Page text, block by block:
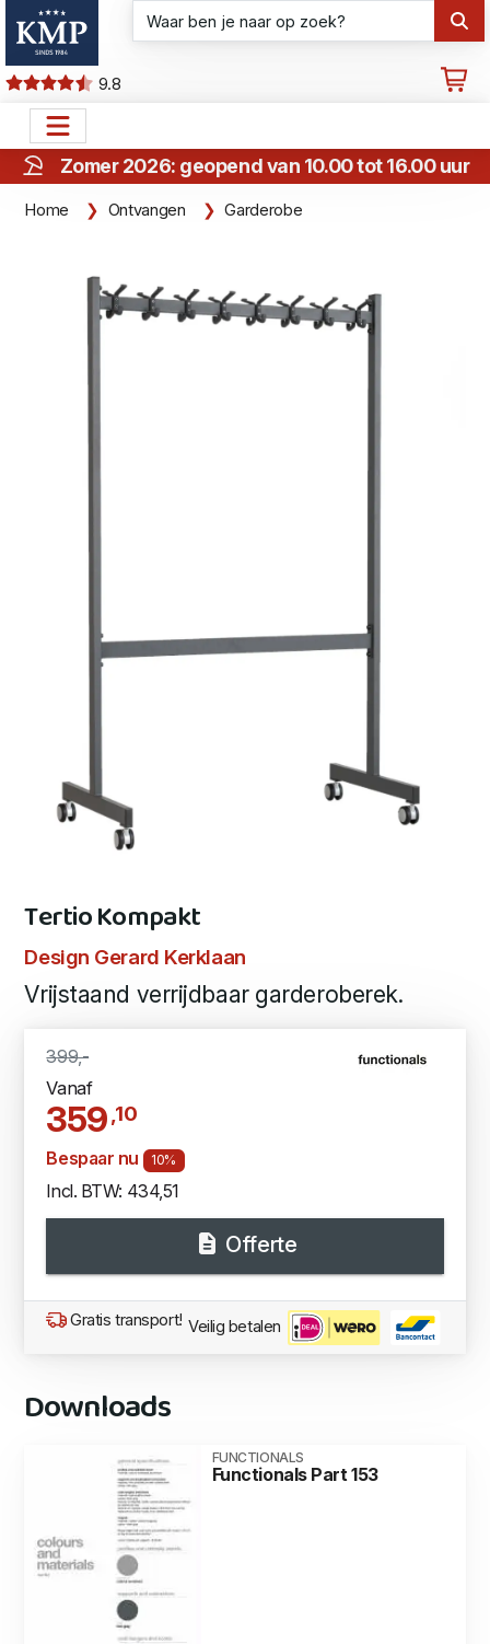
9.8
Zomer 2026: geopend van 10.00 tot 16.00 uur
Home Ontvangen Garderobe
Tertio Kompakt
Design Gerard Kerklaan
Vrijstaand verrijdbaar garderoberek.
399,-
Vanaf
359,10
Bespaar nu 10%
Incl. BTW: 434,51
Offerte
Gratis transport! Veilig betalen
Downloads
FUNCTIONALS
Functionals Part 153